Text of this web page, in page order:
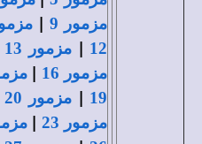
مزمور 9 | مزمور
12
| مزمور 13
مزمور 16 |
19
| مزمور 20
مزمور 23 |